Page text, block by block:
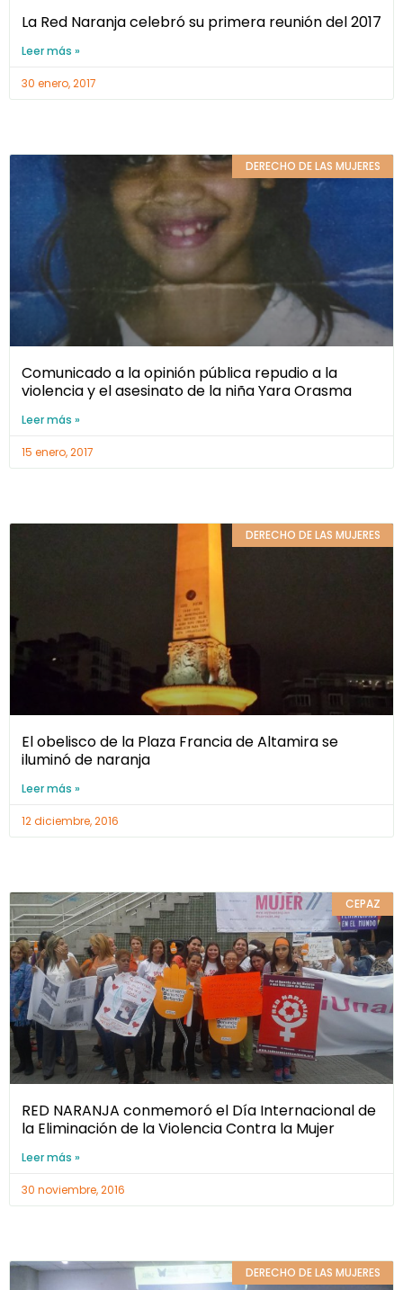
La Red Naranja celebró su primera reunión del 2017
Leer más »
30 enero, 2017
DERECHO DE LAS MUJERES
Comunicado a la opinión pública repudio a la
violencia y el asesinato de la niña Yara Orasma
Leer más »
15 enero, 2017
DERECHO DE LAS MUJERES
El obelisco de la Plaza Francia de Altamira se
iluminó de naranja
Leer más »
12 diciembre, 2016
CEPAZ
RED NARANJA conmemoró el Día Internacional de
la Eliminación de la Violencia Contra la Mujer
Leer más »
30 noviembre, 2016
DERECHO DE LAS MUJERES